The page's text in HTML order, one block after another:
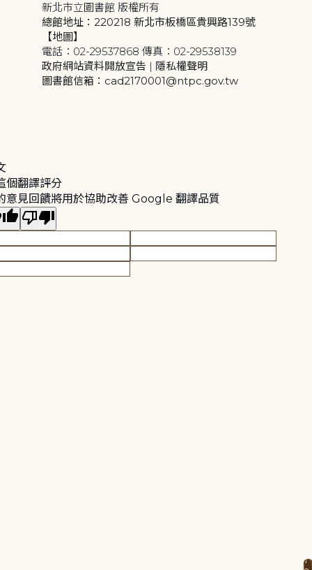
新北市立圖書館 版權所有
總館地址：220218 新北市板橋區貴興路139號
【地圖】
電話：02-29537868 傳真：02-29538139
政府網站資料開放宣告 | 隱私權聲明
圖書館信箱：cad2170001@ntpc.gov.tw
個翻譯評分
意見回饋將用於協助改善 Google 翻譯品質